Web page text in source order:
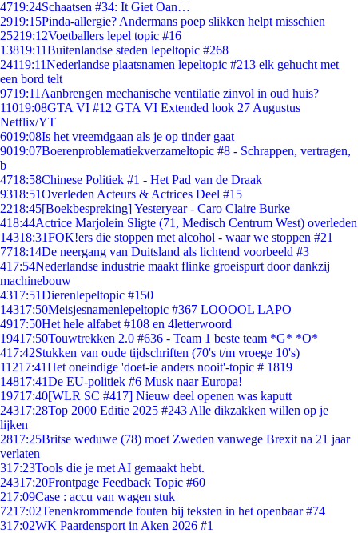
4719:24Schaatsen #34: It Giet Oan…
2919:15Pinda-allergie? Andermans poep slikken helpt misschien
25219:12Voetballers lepel topic #16
13819:11Buitenlandse steden lepeltopic #268
24119:11Nederlandse plaatsnamen lepeltopic #213 elk gehucht met
een bord telt
9719:11 Aanbrengen mechanische ventilatie zinvol in oud huis?
11019:08GTA VI #12 GTA VI Extended look 27 Augustus
Netflix/YT
6019:08Is het vreemdgaan als je op tinder gaat
9019:07Boerenproblematiekverzameltopic #8 - Schrappen, vertragen,
b
4718:58Chinese Politiek #1 - Het Pad van de Draak
9318:51Overleden Acteurs & Actrices Deel #15
2218:45[Boekbespreking] Yesteryear - Caro Claire Burke
418:44Actrice Marjolein Sligte (71, Medisch Centrum West) overleden
14318:31FOK!ers die stoppen met alcohol - waar we stoppen #21
7718:14De neergang van Duitsland als lichtend voorbeeld #3
417:54Nederlandse industrie maakt flinke groeispurt door dankzij
machinebouw
4317:51Dierenlepeltopic #150
14317:50Meisjesnamenlepeltopic #367 LOOOOL LAPO
4917:50Het hele alfabet #108 en 4letterwoord
19417:50Touwtrekken 2.0 #636 - Team 1 beste team *G* *O*
417:42Stukken van oude tijdschriften (70's t/m vroege 10's)
11217:41Het oneindige 'doet-ie anders nooit'-topic # 1819
14817:41De EU-politiek #6 Musk naar Europa!
19717:40[WLR SC #417] Nieuw deel openen was kaputt
24317:28Top 2000 Editie 2025 #243 Alle dikzakken willen op je
lijken
2817:25Britse weduwe (78) moet Zweden vanwege Brexit na 21 jaar
verlaten
317:23Tools die je met AI gemaakt hebt.
24317:20Frontpage Feedback Topic #60
217:09Case : accu van wagen stuk
7217:02Tenenkrommende fouten bij teksten in het openbaar #74
317:02WK Paardensport in Aken 2026 #1